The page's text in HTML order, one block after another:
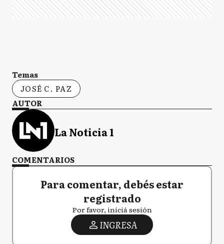
Temas
JOSÉ C. PAZ
AUTOR
La Noticia 1
COMENTARIOS
Para comentar, debés estar
registrado
Por favor, iniciá sesión
INGRESA